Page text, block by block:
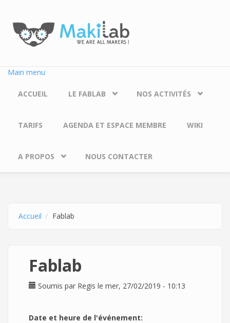
Main menu
ACCUEIL LE FABLAB NOS ACTIVITÉS
TARIFS AGENDA ET ESPACE MEMBRE WIKI
A PROPOS NOUS CONTACTER
Accueil Fablab
Fablab
Soumis par Regis le mer, 27/02/2019 - 10:13
Date et heure de l'événement: